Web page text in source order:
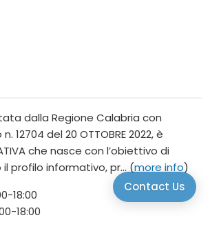
Contact Us
dalla Regione Calabria con
12704 del 20 OTTOBRE 2022, è
che nasce con l’obiettivo di
profilo informativo, pr... (more info)
18:00
18:00